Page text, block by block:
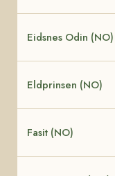
Eidsnes Odin (NO)
Eldprinsen (NO)
Fasit (NO)